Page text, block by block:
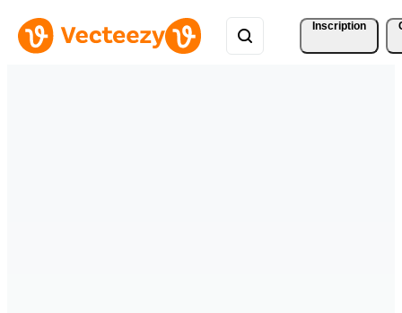
Inscription